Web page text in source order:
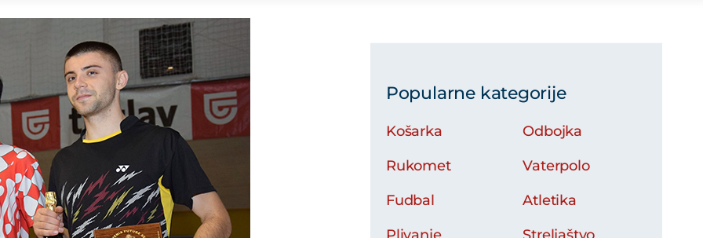
Popularne kategorije
Košarka
Rukomet
Fudbal
Odbojka
Vaterpolo
Atletika